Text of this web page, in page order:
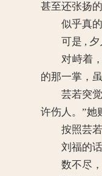
甚至还张扬
似乎真的
可是 , 夕儿
对峙着，
的那一掌，
芸若突觉不
许伤人。”她
按照芸若
刘福的话音
数不尽，